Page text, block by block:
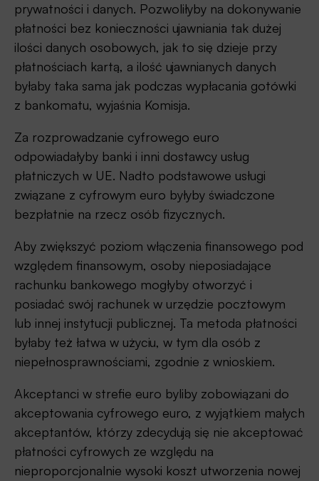
prywatności i danych. Pozwoliłyby na dokonywanie
płatności bez konieczności ujawniania tak dużej
ilości danych osobowych, jak to się dzieje przy
płatnościach kartą, a ilość ujawnianych danych
byłaby taka sama jak podczas wypłacania gotówki
z bankomatu, wyjaśnia Komisja.
Za rozprowadzanie cyfrowego euro
odpowiadałyby banki i inni dostawcy usług
płatniczych w UE. Nadto podstawowe usługi
związane z cyfrowym euro byłyby świadczone
bezpłatnie na rzecz osób fizycznych.
Aby zwiększyć poziom włączenia finansowego pod
względem finansowym, osoby nieposiadające
rachunku bankowego mogłyby otworzyć i
posiadać swój rachunek w urzędzie pocztowym
lub innej instytucji publicznej. Ta metoda płatności
byłaby też łatwa w użyciu, w tym dla osób z
niepełnosprawnościami, zgodnie z wnioskiem.
Akceptanci w strefie euro byliby zobowiązani do
akceptowania cyfrowego euro, z wyjątkiem małych
akceptantów, którzy zdecydują się nie akceptować
płatności cyfrowych ze względu na
nieproporcjonalnie wysoki koszt utworzenia nowej